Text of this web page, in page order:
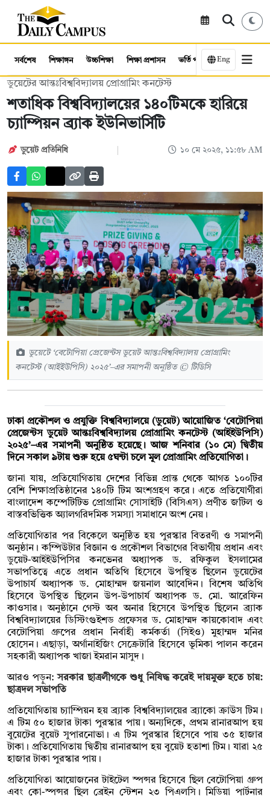
সর্বশেষ শিক্ষাঙ্গন উচ্চশিক্ষা শিক্ষা প্রশাসন ভর্তি পরীক্ষা কর্মসংস্থান
Eng
ডুয়েটের আন্তঃবিশ্ববিদ্যালয় প্রোগ্রামিং কনটেস্ট
শতাধিক বিশ্ববিদ্যালয়ের ১৪০টিমকে হারিয়ে
চ্যাম্পিয়ন ব্র্যাক ইউনিভার্সিটি
ডুয়েট প্রতিনিধি ১০ মে ২০২৫, ১১:৫৮ AM
ডুয়েটে ‘বেটোপিয়া প্রেজেন্টস ডুয়েট আন্তঃবিশ্ববিদ্যালয় প্রোগ্রামিং
কনটেস্ট (আইইউপিসি) ২০২৫’–এর সমাপনী অনুষ্ঠিত © টিডিসি
ঢাকা প্রকৌশল ও প্রযুক্তি বিশ্ববিদ্যালয়ে (ডুয়েট) আয়োজিত ‘বেটোপিয়া
প্রেজেন্টস ডুয়েট আন্তঃবিশ্ববিদ্যালয় প্রোগ্রামিং কনটেস্ট (আইইউপিসি)
২০২৫’–এর সমাপনী অনুষ্ঠিত হয়েছে। আজ শনিবার (১০ মে) দ্বিতীয়
দিনে সকাল ৯টায় শুরু হয়ে ৫ঘন্টা চলে মূল প্রোগ্রামিং প্রতিযোগিতা।
জানা যায়, প্রতিযোগিতায় দেশের বিভিন্ন প্রান্ত থেকে আগত ১০০টির
বেশি শিক্ষাপ্রতিষ্ঠানের ১৪০টি টিম অংশগ্রহণ করে। এতে প্রতিযোগীরা
বাংলাদেশ কম্পেটিটিভ প্রোগ্রামিং সোসাইটি (বিসিএস) প্রণীত জটিল ও
বাস্তবভিত্তিক অ্যালগরিদমিক সমস্যা সমাধানে অংশ নেয়।
প্রতিযোগিতার পর বিকেলে অনুষ্ঠিত হয় পুরস্কার বিতরণী ও সমাপনী
অনুষ্ঠান। কম্পিউটার বিজ্ঞান ও প্রকৌশল বিভাগের বিভাগীয় প্রধান এবং
ডুয়েট-আইইউপিসির কনভেনর অধ্যাপক ড. রফিকুল ইসলামের
সভাপতিত্বে এতে প্রধান অতিথি হিসেবে উপস্থিত ছিলেন ডুয়েটের
উপাচার্য অধ্যাপক ড. মোহাম্মদ জয়নাল আবেদিন। বিশেষ অতিথি
হিসেবে উপস্থিত ছিলেন উপ-উপাচার্য অধ্যাপক ড. মো. আরেফিন
কাওসার। অনুষ্ঠানে গেস্ট অব অনার হিসেবে উপস্থিত ছিলেন ব্র্যাক
বিশ্ববিদ্যালয়ের ডিস্টিংগুইশড প্রফেসর ড. মোহাম্মদ কায়কোবাদ এবং
বেটোপিয়া গ্রুপের প্রধান নির্বাহী কর্মকর্তা (সিইও) মুহাম্মদ মনির
হোসেন। এছাড়া, অর্গানাইজিং সেক্রেটারি হিসেবে ভূমিকা পালন করেন
সহকারী অধ্যাপক খাজা ইমরান মাসুদ।
আরও পড়ুন:সরকার ছাত্রলীগকে শুধু নিষিদ্ধ করেই দায়মুক্ত হতে চায়:
ছাত্রদল সভাপতি
প্রতিযোগিতায় চ্যাম্পিয়ন হয় ব্র্যাক বিশ্ববিদ্যালয়ের ব্র্যাকো ক্রাউস টিম।
এ টিম ৫০ হাজার টাকা পুরস্কার পায়। অন্যদিকে, প্রথম রানারআপ হয়
বুয়েটের বুয়েট সুপারনোভা। এ টিম পুরস্কার হিসেবে পায় ৩৫ হাজার
টাকা। প্রতিযোগিতায় দ্বিতীয় রানারআপ হয় বুয়েট হতাশা টিম। যারা ২৫
হাজার টাকা পুরস্কার পায়।
প্রতিযোগিতা আয়োজনের টাইটেল স্পন্সর হিসেবে ছিল বেটোপিয়া গ্রুপ
এবং কো-স্পন্সর ছিল ব্রেইন স্টেশন ২৩ পিএলসি। মিডিয়া পার্টনার